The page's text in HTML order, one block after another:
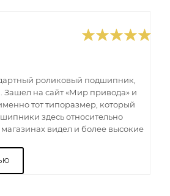
роликовый подшипник,
Зашел на сайт «Мир привода» и
тот типоразмер, который
здесь относительно
магазинах видел и более высокие